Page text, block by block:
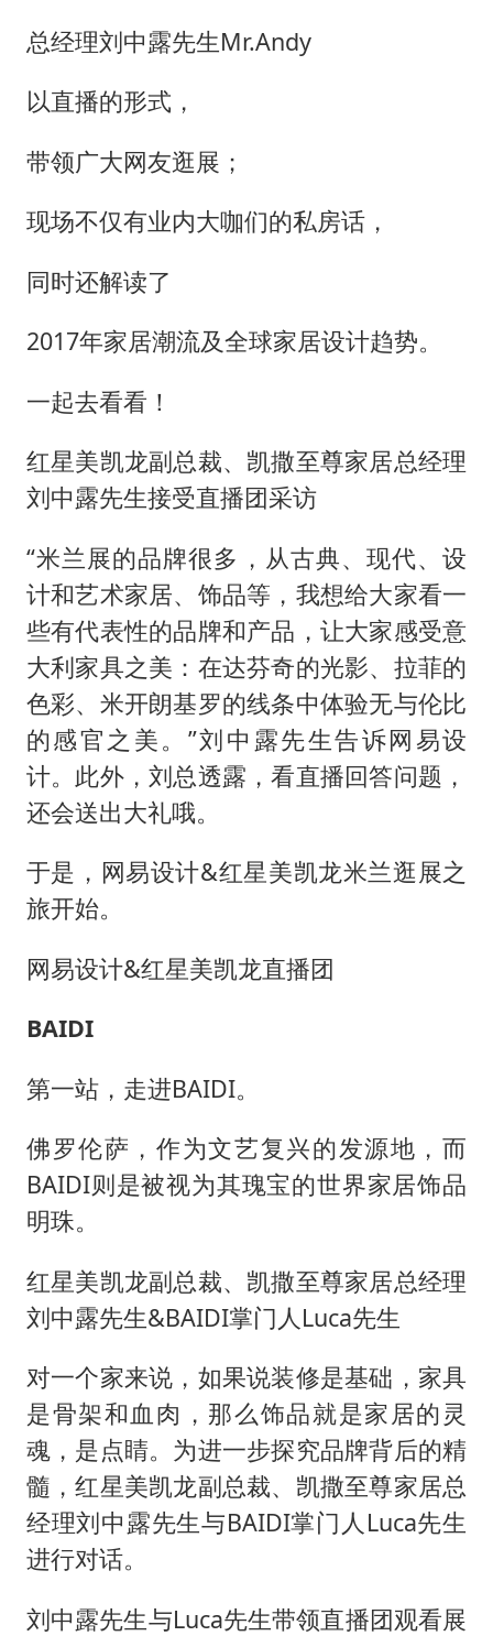
总经理刘中露先生Mr.Andy
以直播的形式，
带领广大网友逛展；
现场不仅有业内大咖们的私房话，
同时还解读了
2017年家居潮流及全球家居设计趋势。
一起去看看！
红星美凯龙副总裁、凯撒至尊家居总经理
刘中露先生接受直播团采访
“米兰展的品牌很多，从古典、现代、设
计和艺术家居、饰品等，我想给大家看一
些有代表性的品牌和产品，让大家感受意
大利家具之美：在达芬奇的光影、拉菲的
色彩、米开朗基罗的线条中体验无与伦比
的感官之美。”刘中露先生告诉网易设
计。此外，刘总透露，看直播回答问题，
还会送出大礼哦。
于是，网易设计&红星美凯龙米兰逛展之
旅开始。
网易设计&红星美凯龙直播团
BAIDI
第一站，走进BAIDI。
佛罗伦萨，作为文艺复兴的发源地，而
BAIDI则是被视为其瑰宝的世界家居饰品
明珠。
红星美凯龙副总裁、凯撒至尊家居总经理
刘中露先生&BAIDI掌门人Luca先生
对一个家来说，如果说装修是基础，家具
是骨架和血肉，那么饰品就是家居的灵
魂，是点睛。为进一步探究品牌背后的精
髓，红星美凯龙副总裁、凯撒至尊家居总
经理刘中露先生与BAIDI掌门人Luca先生
进行对话。
刘中露先生与Luca先生带领直播团观看展